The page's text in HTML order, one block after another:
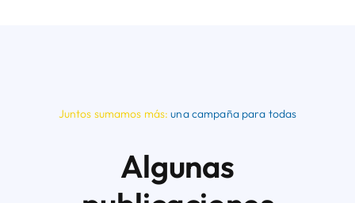
Juntos sumamos más:una campaña para todas
Algunas